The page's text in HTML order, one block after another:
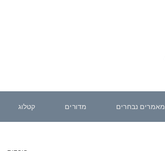
מאמרים נבחרים מדורים קטלוג